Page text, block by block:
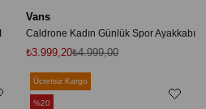
Vans
Caldrone Kadın Günlük Spor Ayakkabı
₺3.999,20₺4.999,00
Ücretsiz Kargo
%20